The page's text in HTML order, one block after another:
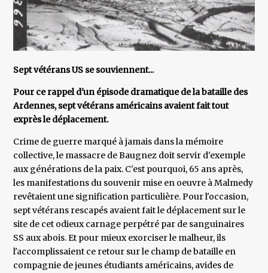
Sept vétérans US se souviennent...
Pour ce rappel d'un épisode dramatique de la bataille des
Ardennes, sept vétérans américains avaient fait tout
exprès le déplacement.
Crime de guerre marqué à jamais dans la mémoire
collective, le massacre de Baugnez doit servir d'exemple
aux générations de la paix. C'est pourquoi, 65 ans après,
les manifestations du souvenir mise en oeuvre à Malmedy
revêtaient une signification particulière. Pour l'occasion,
sept vétérans rescapés avaient fait le déplacement sur le
site de cet odieux carnage perpétré par de sanguinaires
SS aux abois. Et pour mieux exorciser le malheur, ils
l'accomplissaient ce retour sur le champ de bataille en
compagnie de jeunes étudiants américains, avides de